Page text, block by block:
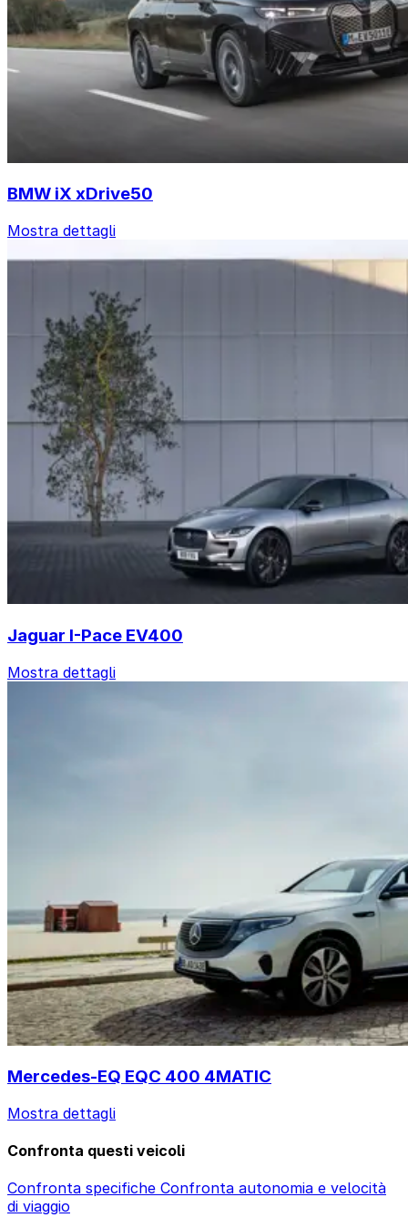
BMW iX xDrive50
Mostra dettagli
Jaguar I-Pace EV400
Mostra dettagli
Mercedes-EQ EQC 400 4MATIC
Mostra dettagli
Confronta questi veicoli
Confronta specifiche Confronta autonomia e velocità
di viaggio